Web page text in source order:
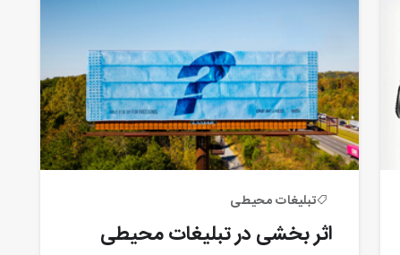
تبلیغات محیطی
اثر بخشی در تبلیغات محیطی